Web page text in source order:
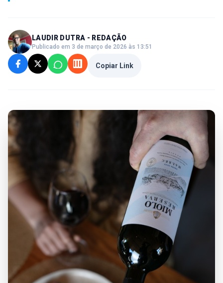
LAUDIR DUTRA - REDAÇÃO
Publicado em 3 de março de 2026 às 13:51
Copiar Link